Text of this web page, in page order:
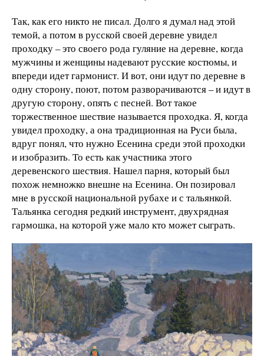
Так, как его никто не писал. Долго я думал над этой
темой, а потом в русской своей деревне увидел
проходку – это своего рода гуляние на деревне, когда
мужчины и женщины надевают русские костюмы, и
впереди идет гармонист. И вот, они идут по деревне в
одну сторону, поют, потом разворачиваются – и идут в
другую сторону, опять с песней. Вот такое
торжественное шествие называется проходка. Я, когда
увидел проходку, а она традиционная на Руси была,
вдруг понял, что нужно Есенина среди этой проходки
и изобразить. То есть как участника этого
деревенского шествия. Нашел парня, который был
похож немножко внешне на Есенина. Он позировал
мне в русской национальной рубахе и с тальянкой.
Тальянка сегодня редкий инструмент, двухрядная
гармошка, на которой уже мало кто может сыграть.